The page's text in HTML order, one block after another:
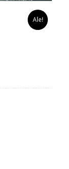
Ale!